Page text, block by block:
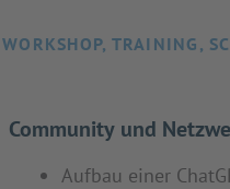
TRAINING,
Community und
Aufbau einer